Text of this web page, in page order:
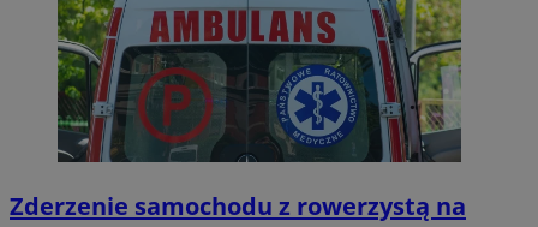
Zderzenie samochodu z rowerzystą na